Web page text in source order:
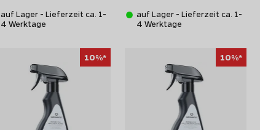
auf Lager - Lieferzeit ca. 1-
4 Werktage
auf Lager - Lieferzeit ca. 1-
4 Werktage
10%* 10%*